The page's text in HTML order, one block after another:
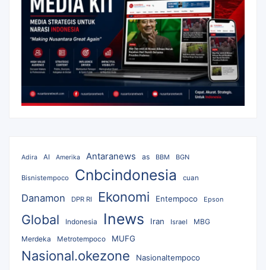
Adira AI Amerika Antaranews as BBM BGN
Bisnistempoco Cnbcindonesia cuan
Danamon DPR RI Ekonomi Entempoco Epson
Global Indonesia Inews Iran Israel
MBG
Merdeka
Metrotempoco MUFG
Nasional.okezone Nasionaltempoco